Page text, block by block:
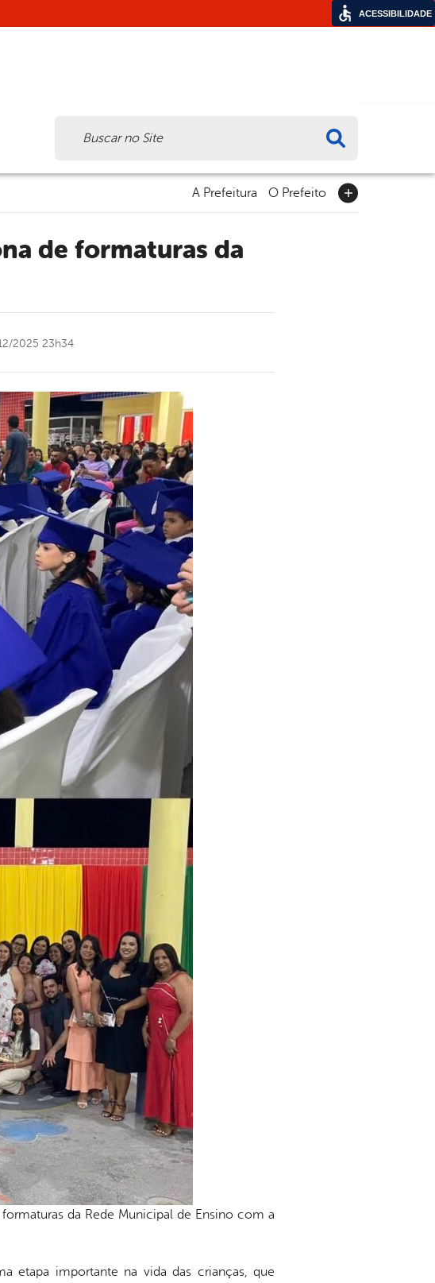
A Prefeitura O Prefeito
2025 23h34
da Rede Municipal de Ensino com a
etapa importante na vida das crianças, que
ACESSIBILIDADE